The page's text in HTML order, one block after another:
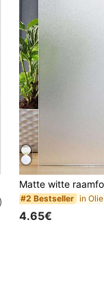
#2 Bestseller
4.65€